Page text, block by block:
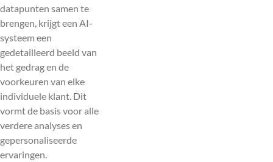
datapunten samen te
brengen, krijgt een AI-
systeem een
gedetailleerd beeld van
het gedrag en de
voorkeuren van elke
individuele klant. Dit
vormt de basis voor alle
verdere analyses en
gepersonaliseerde
ervaringen.